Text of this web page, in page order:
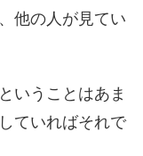
他の人が見てい
いうことはあま
ていればそれで